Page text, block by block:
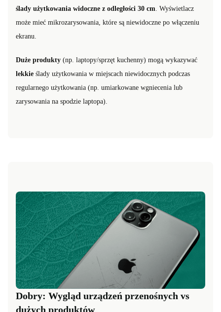
ślady użytkowania widoczne z odległości 30 cm . Wyświetlacz
może mieć mikrozarysowania, które są niewidoczne po włączeniu
ekranu.
Duże produkty (np. laptopy/sprzęt kuchenny) mogą wykazywać
lekkie ślady użytkowania w miejscach niewidocznych podczas
regularnego użytkowania (np. umiarkowane wgniecenia lub
zarysowania na spodzie laptopa).
Dobry: Wygląd urządzeń przenośnych vs
dużych produktów